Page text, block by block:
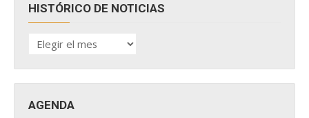
HISTÓRICO DE NOTICIAS
HISTÓRICO
DE
AGENDA